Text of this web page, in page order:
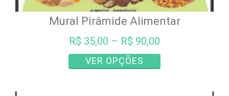
Mural Pirâmide Alimentar
R$ 35,00 – R$ 90,00
VER OPÇÕES
produto